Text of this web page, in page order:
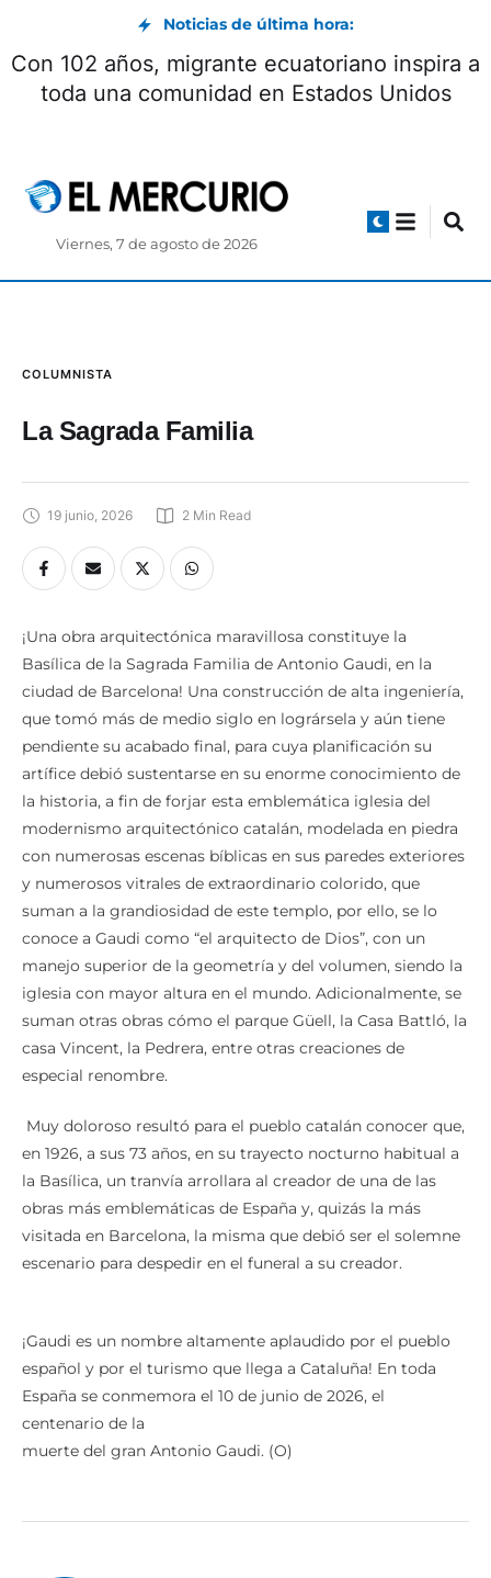
Noticias de última hora:
Con 102 años, migrante ecuatoriano inspira a
toda una comunidad en Estados Unidos
Viernes, 7 de agosto de 2026
COLUMNISTA
La Sagrada Familia
19 junio, 2026 2 Min Read
¡Una obra arquitectónica maravillosa constituye la
Basílica de la Sagrada Familia de Antonio Gaudi, en la
ciudad de Barcelona! Una construcción de alta ingeniería,
que tomó más de medio siglo en logrársela y aún tiene
pendiente su acabado final, para cuya planificación su
artífice debió sustentarse en su enorme conocimiento de
la historia, a fin de forjar esta emblemática iglesia del
modernismo arquitectónico catalán, modelada en piedra
con numerosas escenas bíblicas en sus paredes exteriores
y numerosos vitrales de extraordinario colorido, que
suman a la grandiosidad de este templo, por ello, se lo
conoce a Gaudi como “el arquitecto de Dios”, con un
manejo superior de la geometría y del volumen, siendo la
iglesia con mayor altura en el mundo. Adicionalmente, se
suman otras obras cómo el parque Güell, la Casa Battló, la
casa Vincent, la Pedrera, entre otras creaciones de
especial renombre.
Muy doloroso resultó para el pueblo catalán conocer que,
en 1926, a sus 73 años, en su trayecto nocturno habitual a
la Basílica, un tranvía arrollara al creador de una de las
obras más emblemáticas de España y, quizás la más
visitada en Barcelona, la misma que debió ser el solemne
escenario para despedir en el funeral a su creador.
¡Gaudi es un nombre altamente aplaudido por el pueblo
español y por el turismo que llega a Cataluña! En toda
España se conmemora el 10 de junio de 2026, el
centenario de la
muerte del gran Antonio Gaudi. (O)